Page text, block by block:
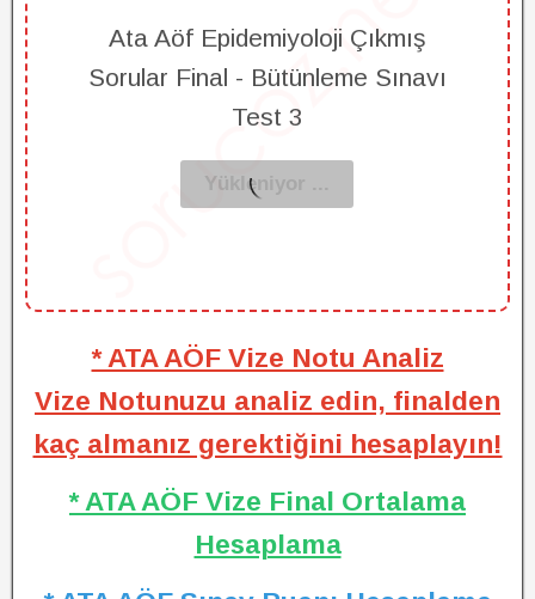
Ata Aöf Epidemiyoloji Çıkmış
Sorular Final - Bütünleme Sınavı
Test 3
* ATA AÖF Vize Notu Analiz
Vize Notunuzu analiz edin, finalden
kaç almanız gerektiğini hesaplayın!
* ATA AÖF Vize Final Ortalama
Hesaplama